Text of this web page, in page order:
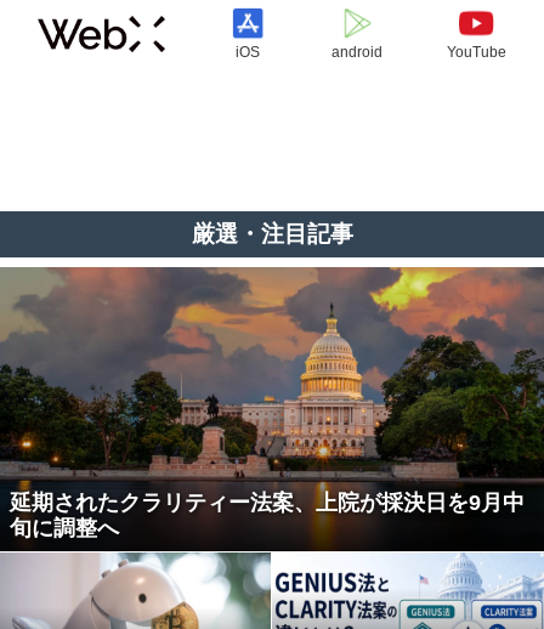
iOS android YouTube
厳選・注目記事
延期されたクラリティー法案、上院が採決日を9月中
旬に調整へ